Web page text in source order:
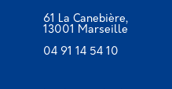
61 La Canebière,
13001 Marseille
04 91 14 54 10